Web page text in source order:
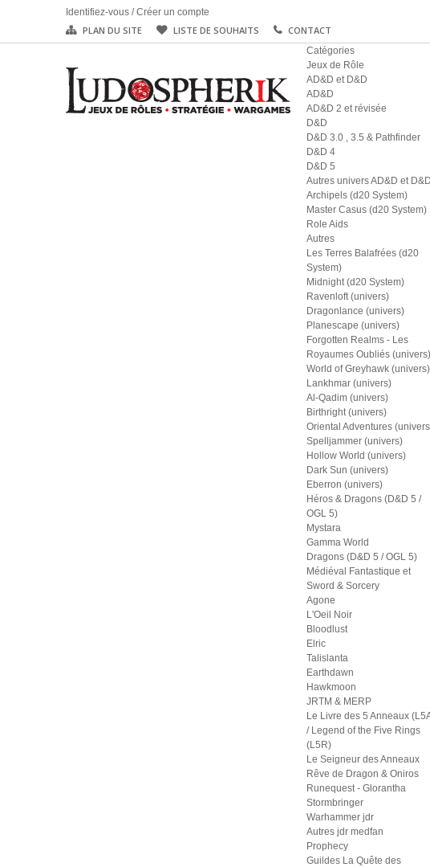
Identifiez-vous /Créer un compte
PLAN DU SITE LISTE DE SOUHAITS CONTACT
Catégories
Jeux de Rôle
AD&D et D&D
AD&D
AD&D 2 et révisée
D&D
D&D 3.0 , 3.5 & Pathfinder
D&D 4
D&D 5
Autres univers AD&D et D&D
Archipels (d20 System)
Master Casus (d20 System)
Role Aids
Autres
Les Terres Balafrées (d20
System)
Midnight (d20 System)
Ravenloft (univers)
Dragonlance (univers)
Planescape (univers)
Forgotten Realms - Les
Royaumes Oubliés (univers)
World of Greyhawk (univers)
Lankhmar (univers)
Al-Qadim (univers)
Birthright (univers)
Oriental Adventures
Spelljammer (univers)
Hollow World (univers)
Dark Sun (univers)
Eberron (univers)
Héros & Dragons (D&D 5 /
OGL 5)
Mystara
Gamma World
Dragons (D&D 5 / OGL 5)
Médiéval Fantastique et
Sword & Sorcery
Agone
L'Oeil Noir
Bloodlust
Elric
Talislanta
Earthdawn
Hawkmoon
JRTM & MERP
Le Livre des 5 Anneaux
/ Legend of the Five Rings
(L5R)
Le Seigneur des Anneaux
Rêve de Dragon & Oniros
Runequest - Glorantha
Stormbringer
Warhammer jdr
Autres jdr medfan
Prophecy
Guildes La Quête des